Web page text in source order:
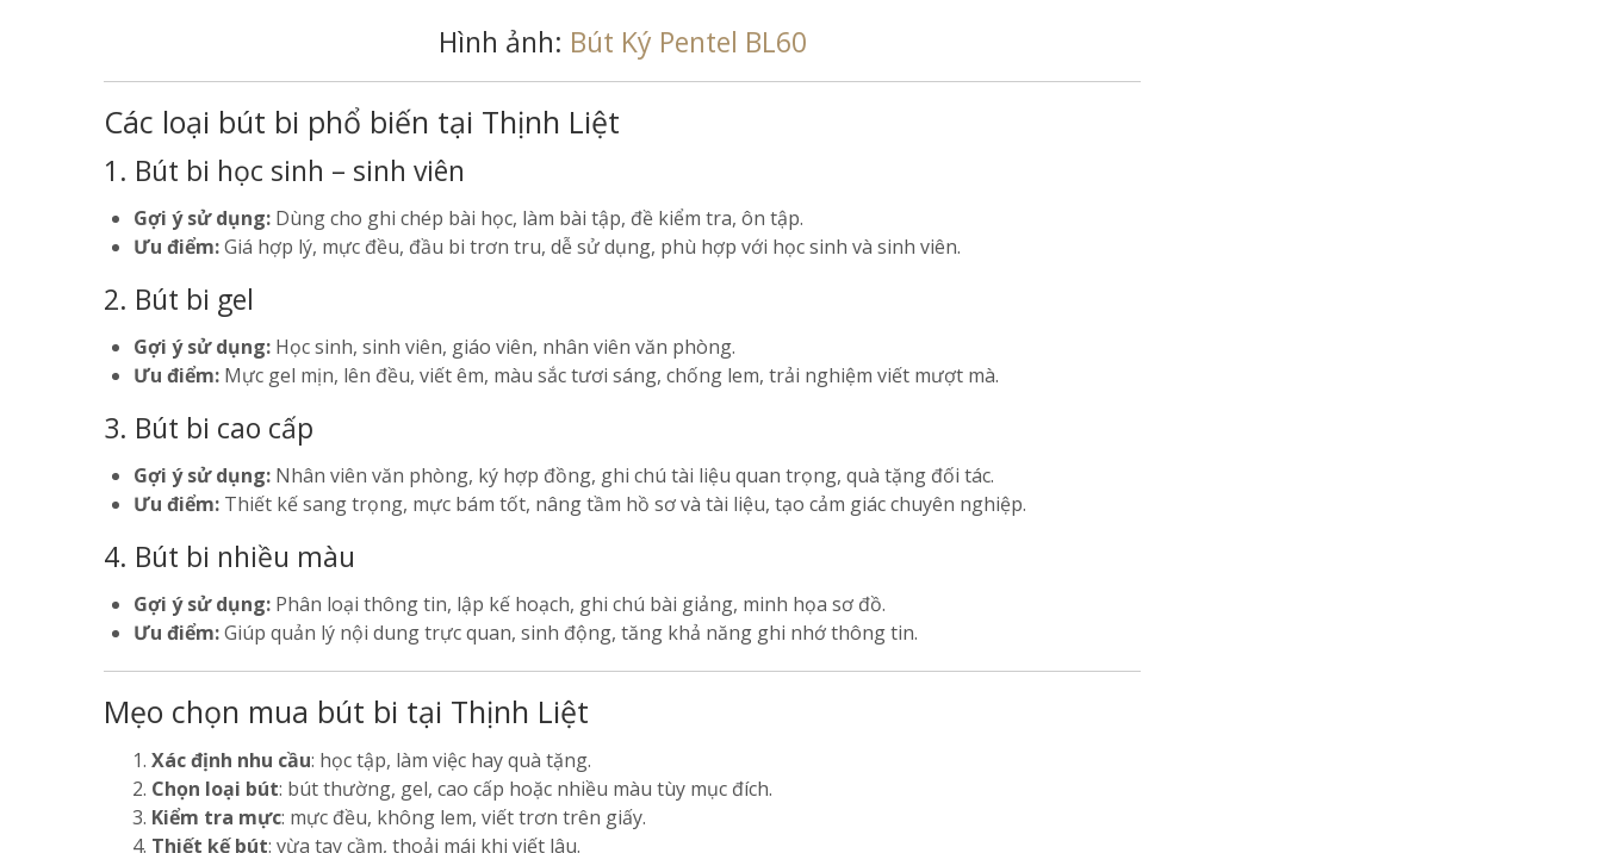
Hình ảnh: Bút Ký Pentel BL60
Các loại bút bi phổ biến tại Thịnh Liệt
1. Bút bi học sinh – sinh viên
Gợi ý sử dụng: Dùng cho ghi chép bài học, làm bài tập, đề kiểm tra, ôn tập.
Ưu điểm:Giá hợp lý, mực đều, đầu bi trơn tru, dễ sử dụng, phù hợp với học sinh và sinh viên.
2. Bút bi gel
Gợi ý sử dụng: Học sinh, sinh viên, giáo viên, nhân viên văn phòng.
Ưu điểm: Mực gel mịn, lên đều, viết êm, màu sắc tươi sáng, chống lem, trải nghiệm viết mượt mà.
3. Bút bi cao cấp
Gợi ý sử dụng: Nhân viên văn phòng, ký hợp đồng, ghi chú tài liệu quan trọng, quà tặng đối tác.
Ưu điểm: Thiết kế sang trọng, mực bám tốt, nâng tầm hồ sơ và tài liệu, tạo cảm giác chuyên nghiệp.
4. Bút bi nhiều màu
Gợi ý sử dụng: Phân loại thông tin, lập kế hoạch, ghi chú bài giảng, minh họa sơ đồ.
Ưu điểm:Giúp quản lý nội dung trực quan, sinh động, tăng khả năng ghi nhớ thông tin.
Mẹo chọn mua bút bi tại Thịnh Liệt
Xác định nhu cầu: học tập, làm việc hay quà tặng.
Chọn loại bút: bút thường, gel, cao cấp hoặc nhiều màu tùy mục đích.
Kiểm tra mực: mực đều, không lem, viết trơn trên giấy.
Thiết kế bút: vừa tay cầm, thoải mái khi viết lâu.